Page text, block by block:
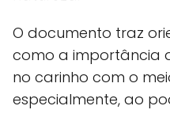
O documento traz
como a importância
no carinho com o
especialmente, ao